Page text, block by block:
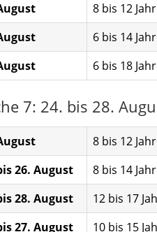
8 bis 12
6 bis 14
6 bis 18
7: 24. bis 28.
8 bis 12
26. August
8 bis 14
28. August
12 bis 17
27. August
10 bis 15